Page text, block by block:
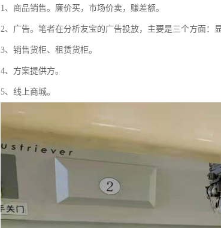
1、商品销售。廉价买，市场价卖，赚差额。
2、广告。笔者在分析友宝的广告投放，主要是三个方面：
3、销售货柜、租赁货柜。
4、方案提供方。
5、线上商城。